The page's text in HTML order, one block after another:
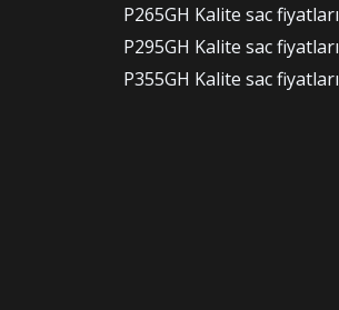
P265GH Kalite sac fiyatları
P295GH Kalite sac fiyatları
P355GH Kalite sac fiyatları